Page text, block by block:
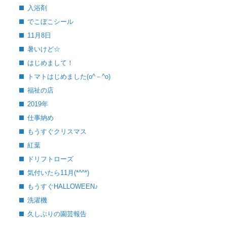
入浴剤
でこぼこシール
11月8日
暑いけど☆
はじめまして！
トマトはじめました(o^－^o)
福祉の店
2019年
仕事納め
もうすぐクリスマス
紅葉
ドリフトローズ
気付いたら11月(*^^*)
もうすぐHALLOWEEN♪
洗濯機
久しぶりの園芸報告